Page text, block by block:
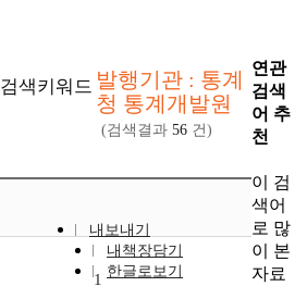
검색키워드 발행기관 : 통계
청 통계개발원
(검색결과 56 건)
내보내기
내책장담기
한글로보기
1
연관
검색
어 추
천
이 검
색어
로 많
이 본
자료